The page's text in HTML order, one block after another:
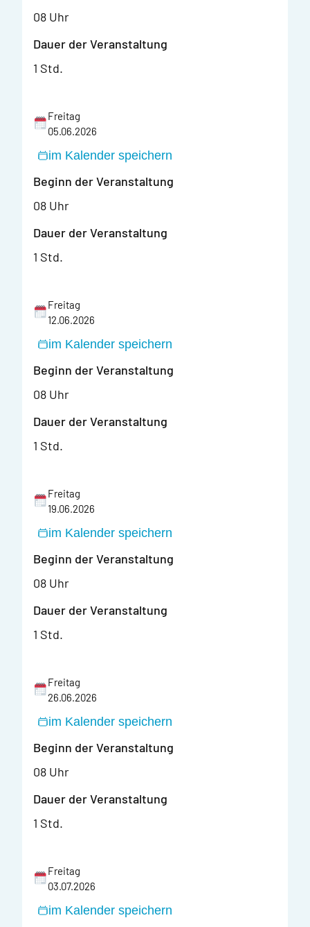
08 Uhr
Dauer der Veranstaltung
1 Std.
Freitag
05.06.2026
im Kalender speichern
Beginn der Veranstaltung
08 Uhr
Dauer der Veranstaltung
1 Std.
Freitag
12.06.2026
im Kalender speichern
Beginn der Veranstaltung
08 Uhr
Dauer der Veranstaltung
1 Std.
Freitag
19.06.2026
im Kalender speichern
Beginn der Veranstaltung
08 Uhr
Dauer der Veranstaltung
1 Std.
Freitag
26.06.2026
im Kalender speichern
Beginn der Veranstaltung
08 Uhr
Dauer der Veranstaltung
1 Std.
Freitag
03.07.2026
im Kalender speichern